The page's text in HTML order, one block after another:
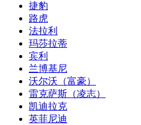
捷豹
路虎
法拉利
玛莎拉蒂
宾利
兰博基尼
沃尔沃（富豪）
雷克萨斯（凌志）
凯迪拉克
英菲尼迪